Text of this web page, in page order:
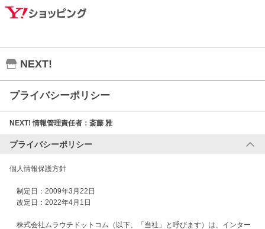
NEXT!
プライバシーポリシー
NEXT! 情報管理責任者： 斎藤 雅
プライバシーポリシー
個人情報保護方針
制定日：2009年3月22日
改定日：2022年4月1日
株式会社ムラウチドットコム（以下、「当社」と呼びます）は、インター